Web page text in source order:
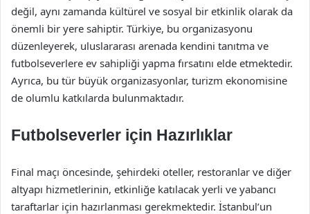
değil, aynı zamanda kültürel ve sosyal bir etkinlik olarak da
önemli bir yere sahiptir. Türkiye, bu organizasyonu
düzenleyerek, uluslararası arenada kendini tanıtma ve
futbolseverlere ev sahipliği yapma fırsatını elde etmektedir.
Ayrıca, bu tür büyük organizasyonlar, turizm ekonomisine
de olumlu katkılarda bulunmaktadır.
Futbolseverler için Hazırlıklar
Final maçı öncesinde, şehirdeki oteller, restoranlar ve diğer
altyapı hizmetlerinin, etkinliğe katılacak yerli ve yabancı
taraftarlar için hazırlanması gerekmektedir. İstanbul’un